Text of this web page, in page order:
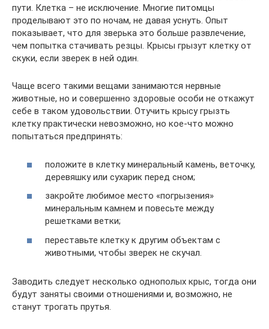
пути. Клетка – не исключение. Многие питомцы
проделывают это по ночам, не давая уснуть. Опыт
показывает, что для зверька это больше развлечение,
чем попытка стачивать резцы. Крысы грызут клетку от
скуки, если зверек в ней один.
Чаще всего такими вещами занимаются нервные
животные, но и совершенно здоровые особи не откажут
себе в таком удовольствии. Отучить крысу грызть
клетку практически невозможно, но кое-что можно
попытаться предпринять:
положите в клетку минеральный камень, веточку,
деревяшку или сухарик перед сном;
закройте любимое место «погрызения»
минеральным камнем и повесьте между
решетками ветки;
переставьте клетку к другим объектам с
животными, чтобы зверек не скучал.
Заводить следует несколько однополых крыс, тогда они
будут заняты своими отношениями и, возможно, не
станут трогать прутья.